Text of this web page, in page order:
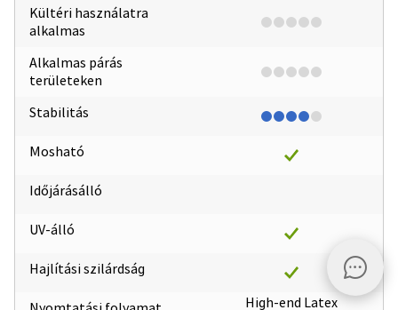
Kültéri használatra
alkalmas
Alkalmas párás
területeken
Stabilitás
Mosható
Időjárásálló
UV-álló
Hajlítási szilárdság
High-end Latex